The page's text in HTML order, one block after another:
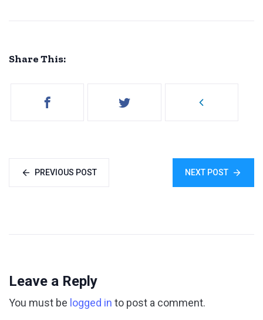
Share This:
PREVIOUS POST NEXT POST
Leave a Reply
You must be logged in to post a comment.